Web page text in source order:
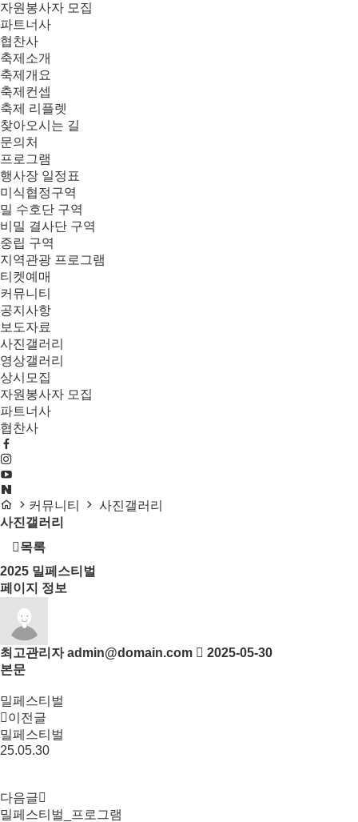
자원봉사자 모집
파트너사
협찬사
축제소개
축제개요
축제컨셉
축제 리플렛
찾아오시는 길
문의처
프로그램
행사장 일정표
미식협정구역
밀 수호단 구역
비밀 결사단 구역
중립 구역
지역관광 프로그램
티켓예매
커뮤니티
공지사항
보도자료
사진갤러리
영상갤러리
상시모집
자원봉사자 모집
파트너사
협찬사
커뮤니티
사진갤러리
사진갤러리
목록
2025 밀페스티벌
페이지 정보
최고관리자 admin@domain.com
2025-05-30
본문
밀페스티벌
이전글
밀페스티벌
25.05.30
다음글
밀페스티벌_프로그램